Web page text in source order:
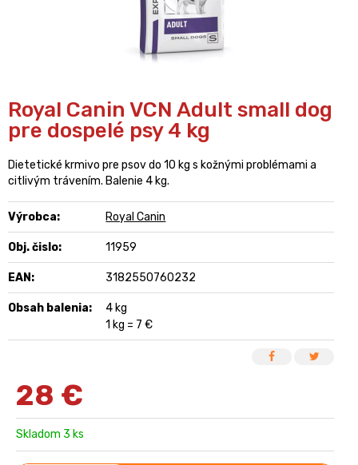
Royal Canin VCN Adult small dog
pre dospelé psy 4 kg
Dietetické krmivo pre psov do 10 kg s kožnými problémami a
citlivým trávením. Balenie 4 kg.
Výrobca: Royal Canin
Obj. čislo: 11959
EAN: 3182550760232
Obsah balenia:
4 kg
1 kg = 7 €
28 €
Skladom 3 ks